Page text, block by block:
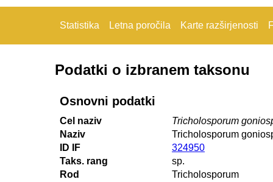
Statistika Letna poročila Karte razširjenosti
Podatki o izbranem taksonu
Osnovni podatki
Cel naziv
Tricholosporum
Naziv
Tricholosporum
ID IF
324950
Taks. rang
sp.
Rod
Tricholosporum